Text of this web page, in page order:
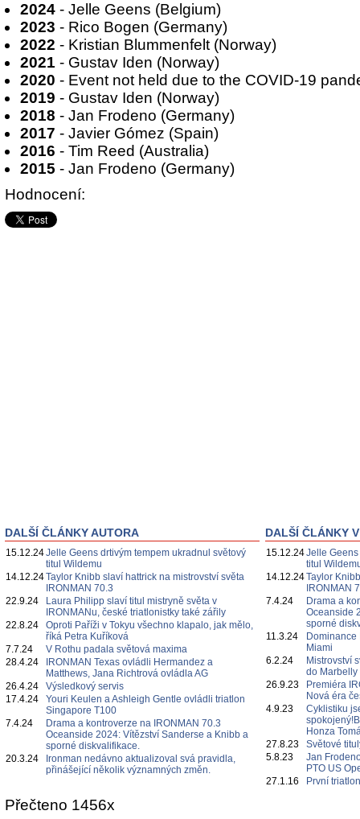
2024 - Jelle Geens (Belgium)
2023 - Rico Bogen (Germany)
2022 - Kristian Blummenfelt (Norway)
2021 - Gustav Iden (Norway)
2020 - Event not held due to the COVID-19
2019 - Gustav Iden (Norway)
2018 - Jan Frodeno (Germany)
2017 - Javier Gómez (Spain)
2016 - Tim Reed (Australia)
2015 - Jan Frodeno (Germany)
Hodnocení:
DALŠÍ ČLÁNKY AUTORA
15.12.24Jelle Geens drtivým tempem ukradnul světový
titul Wildemu
14.12.24Taylor Knibb slaví hattrick na mistrovství světa
IRONMAN 70.3
22.9.24
Laura Philipp slaví titul mistryně světa v
IRONMANu, české triatlonistky také zářily
22.8.24
Oproti Paříži v Tokyu všechno klapalo, jak mělo,
říká Petra Kuříková
7.7.24
V Rothu padala světová maxima
28.4.24
IRONMAN Texas ovládli Hermandez a
Matthews, Jana Richtrová ovládla AG
26.4.24
Výsledkový servis
17.4.24
Youri Keulen a Ashleigh Gentle ovládli triatlon
Singapore T100
7.4.24
Drama a kontroverze na IRONMAN 70.3
Oceanside 2024: Vítězství Sanderse a Knibb a
sporné diskvalifikace.
20.3.24
Ironman nedávno aktualizoval svá pravidla,
přinášející několik významných změn.
DALŠÍ ČLÁNKY
15.12.24Jelle
titul
14.12.24Taylor
IRONMAN
7.4.24
Drama a
Oceanside
sporné
11.3.24
Miami
6.2.24
Mistrovství
do
26.9.23
Premiéra
Nová éra
4.9.23
Cyklistiku
Honza
27.8.23
Světové
5.8.23
Jan
PTO US
27.1.16
První
Přečteno 1456x